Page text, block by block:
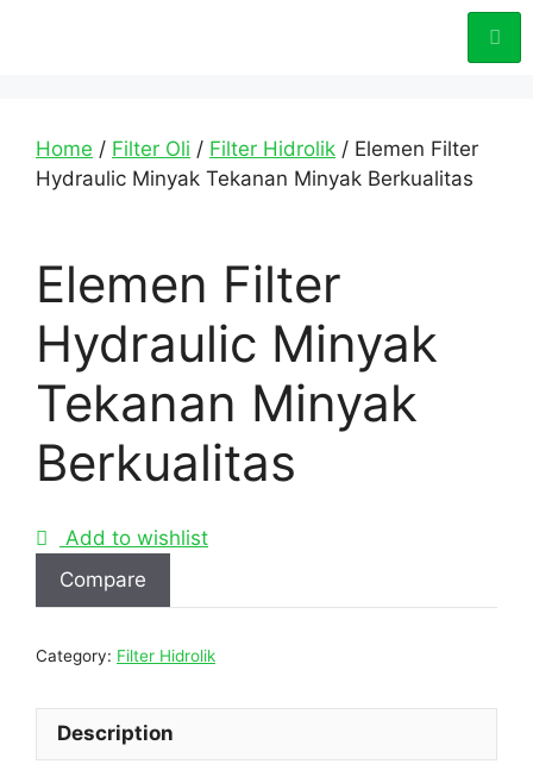
Home / Filter Oli / Filter Hidrolik / Elemen Filter
Hydraulic Minyak Tekanan Minyak Berkualitas
Elemen Filter
Hydraulic Minyak
Tekanan Minyak
Berkualitas
Add to wishlist
Compare
Category: Filter Hidrolik
Description